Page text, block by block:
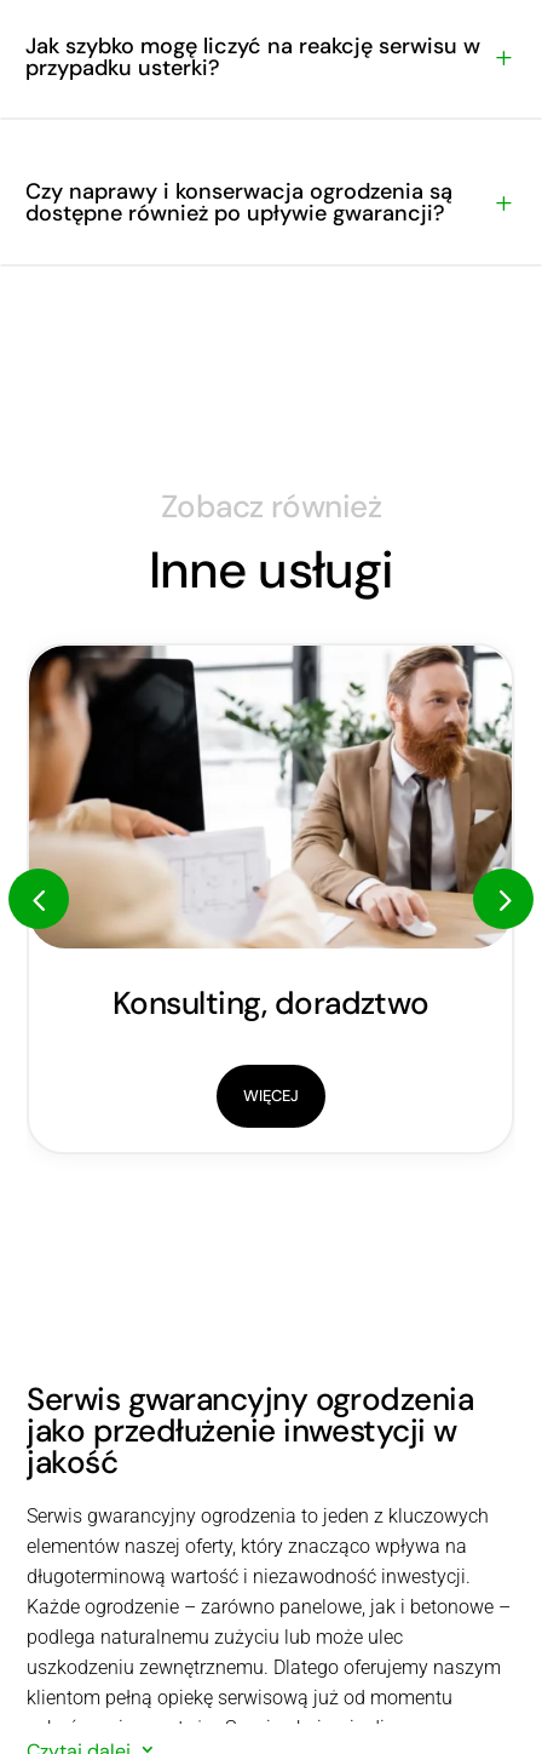
Jak szybko mogę liczyć na reakcję serwisu w
przypadku usterki? L
Czy naprawy i konserwacja ogrodzenia są
dostępne również po upływie gwarancji? L
Zobacz również
Inne usługi
Konsulting, doradztwo
WIĘCEJ
Serwis gwarancyjny ogrodzenia
jako przedłużenie inwestycji w
jakość
Serwis gwarancyjny ogrodzenia to jeden z kluczowych
elementów naszej oferty, który znacząco wpływa na
długoterminową wartość i niezawodność inwestycji.
Każde ogrodzenie – zarówno panelowe, jak i betonowe –
podlega naturalnemu zużyciu lub może ulec
uszkodzeniu zewnętrznemu. Dlatego oferujemy naszym
klientom pełną opiekę serwisową już od momentu
zakończenia montażu. Serwis obejmuje diagnozę
3